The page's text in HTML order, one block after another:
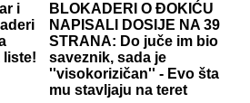
i
liste!
BLOKADERI O ĐOKIĆU
NAPISALI DOSIJE NA 39
STRANA: Do juče im bio
saveznik, sada je
''visokorizičan'' - Evo šta
mu stavljaju na teret